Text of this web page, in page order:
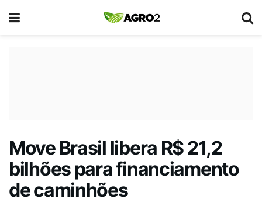
Move Brasil libera R$ 21,2
bilhões para financiamento
de caminhões